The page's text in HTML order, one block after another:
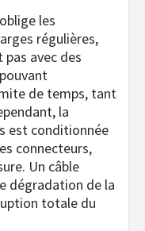
les
régulières,
avec des
de temps, tant
la
est conditionnée
connecteurs,
Un câble
dégradation de la
totale du